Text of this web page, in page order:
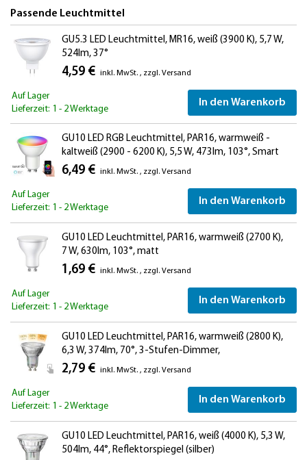
Passende Leuchtmittel
GU5.3 LED Leuchtmittel, MR16, weiß (3900 K), 5,7 W,
524lm, 37°
4,59 € inkl. MwSt. , zzgl. Versand
Auf Lager
Lieferzeit: 1 - 2 Werktage
In den Warenkorb
GU10 LED RGB Leuchtmittel, PAR16, warmweiß -
kaltweiß (2900 - 6200 K), 5,5 W, 473lm, 103°, Smart
Home, WLAN, Alexa, matt
6,49 € inkl. MwSt. , zzgl. Versand
Auf Lager
Lieferzeit: 1 - 2 Werktage
In den Warenkorb
GU10 LED Leuchtmittel, PAR16, warmweiß (2700 K),
7 W, 630lm, 103°, matt
1,69 € inkl. MwSt. , zzgl. Versand
Auf Lager
Lieferzeit: 1 - 2 Werktage
In den Warenkorb
GU10 LED Leuchtmittel, PAR16, warmweiß (2800 K),
6,3 W, 374lm, 70°, 3-Stufen-Dimmer,
Reflektorspiegel (silber)
2,79 € inkl. MwSt. , zzgl. Versand
Auf Lager
Lieferzeit: 1 - 2 Werktage
In den Warenkorb
GU10 LED Leuchtmittel, PAR16, weiß (4000 K), 5,3 W,
504lm, 44°, Reflektorspiegel (silber)